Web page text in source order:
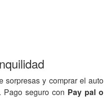
sorpresas y comprar el auto
. Pago seguro con Pay pal o